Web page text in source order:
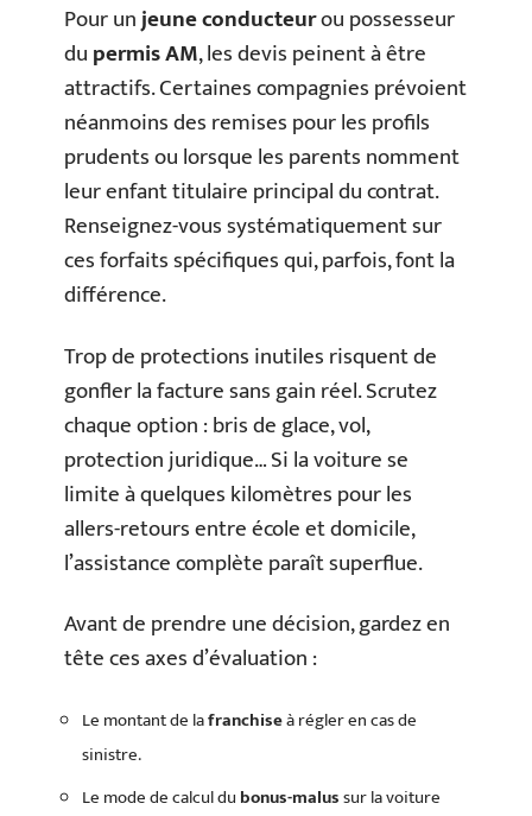
Pour unjeune conducteurou possesseur
dupermis AM, les devis peinent à être
attractifs. Certaines compagnies prévoient
néanmoins des remises pour les profils
prudents ou lorsque les parents nomment
leur enfant titulaire principal du contrat.
Renseignez-vous systématiquement sur
ces forfaits spécifiques qui, parfois, font la
différence.
Trop de protections inutiles risquent de
gonfler la facture sans gain réel. Scrutez
chaque option : bris de glace, vol,
protection juridique… Si la voiture se
limite à quelques kilomètres pour les
allers-retours entre école et domicile,
l’assistance complète paraît superflue.
Avant de prendre une décision, gardez en
tête ces axes d’évaluation :
Le montant de lafranchiseà régler en cas de
sinistre.
Le mode de calcul du bonus-malussur la voiture